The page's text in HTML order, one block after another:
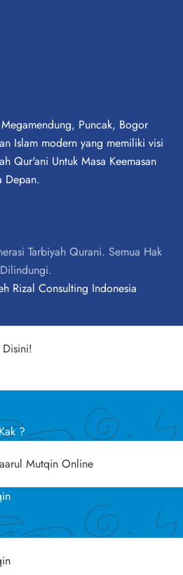
Puncak, Bogor
Islam modern yang memiliki visi
Qur'ani Untuk Masa Keemasan
Depan.
Tarbiyah Qurani. Semua Hak
Dilindungi.
Rizal Consulting Indonesia
Disini!
?
Mutqin Online